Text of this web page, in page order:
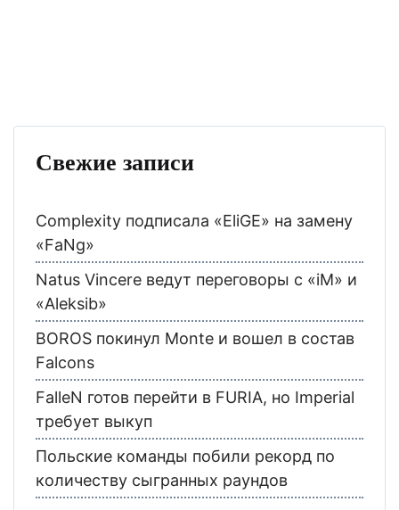
Свежие записи
Complexity подписала «EliGE» на замену
«FaNg»
Natus Vincere ведут переговоры с «iM» и
«Aleksib»
BOROS покинул Monte и вошел в состав
Falcons
FalleN готов перейти в FURIA, но Imperial
требует выкуп
Польские команды побили рекорд по
количеству сыгранных раундов